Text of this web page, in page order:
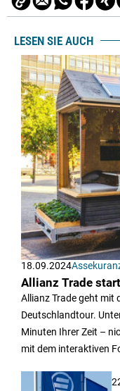
LESEN SIE AUCH
18.09.2024
Allianz Trade
Allianz Trade geht mit
Deutschlandtour.
Minuten Ihrer Zeit –
mit dem interaktiven